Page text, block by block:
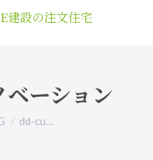
ーション
dd-cu…